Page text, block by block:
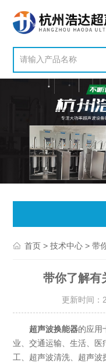
首页 >技术中心 > 带
带你了解有
更新时间：
超声波换能器的应用
业、交通运输、生活、
工、超声波清洗、超声